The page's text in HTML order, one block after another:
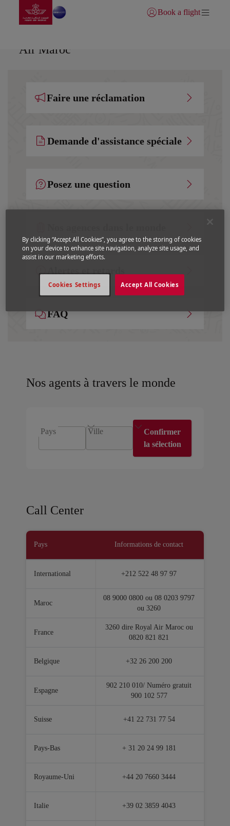
Saut au contenu principal
Aller à la page accueil
Se connecter | S’inscrire)
Book a flight
Air Maroc
Faire une réclamation
Demande d'assistance spéciale
Posez une question
Alertes et retards
FAQ
Nos agents à travers le monde
Pays Ville
Confirmer
la sélection
Call Center
Pays Informations de contact
International +212 522 48 97 97
Maroc
08 9000 0800 ou 08 0203 9797
ou 3260
France
3260 dire Royal Air Maroc ou
0820 821 821
Belgique +32 26 200 200
Espagne
902 210 010/ Numéro gratuit
900 102 577
Suisse +41 22 731 77 54
Pays-Bas + 31 20 24 99 181
Royaume-Uni +44 20 7660 3444
Italie +39 02 3859 4043
By clicking “Accept All Cookies”, you agree to the storing of cookies
on your device to enhance site navigation, analyze site usage, and
assist in our marketing efforts.
Accept All Cookies
Cookies Settings